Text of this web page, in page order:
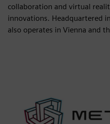
collaboration and virtual
innovations. Headquartered
also operates in Vienna and